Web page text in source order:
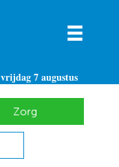
vrijdag 7 augustus
Zorg